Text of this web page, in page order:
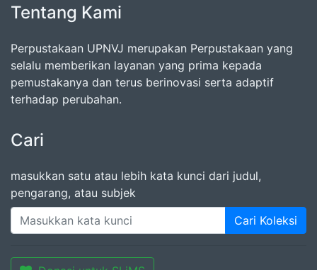
Tentang Kami
Perpustakaan UPNVJ merupakan Perpustakaan yang
selalu memberikan layanan yang prima kepada
pemustakanya dan terus berinovasi serta adaptif
terhadap perubahan.
Cari
masukkan satu atau lebih kata kunci dari judul,
pengarang, atau subjek
Cari Koleksi